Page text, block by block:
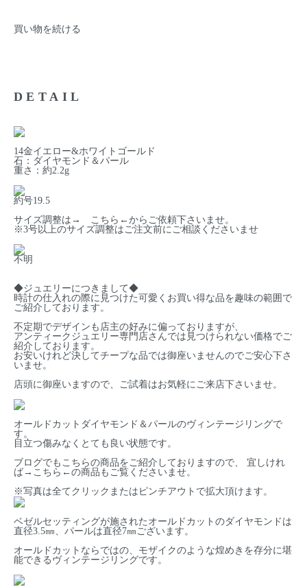
買い物を続ける
DETAIL
14金イエロー&ホワイトゴールド
石：ダイヤモンド＆パール
重さ：約2.2g
約号19.5
サイズ調整は→ こちら ←からご依頼下さいませ。
※3号以上のサイズ調整はご注文前にご相談くださいませ
不明
◆ジュエリーにつきまして◆
時計の仕入れの際に見つけた可愛くお買い得な品を趣味の範囲で
ご紹介しております。
不定期でデザインも店主の好みに偏っておりますが、
アンティークジュエリー専門店さんでは見つけられない価格でご
紹介しております。
お安いけれど決してチープな品では御座いませんのでご安心下さ
いませ。
店頭に御座いますので、ご試着はお気軽にご来店下さいませ。
オールドカットダイヤモンド＆パールのヴィンテージリングで
す。
目立つ傷みなくとても良い状態です。
ブログでもこちらの商品をご紹介しておりますので、 宜しけれ
ば→ こちら ←の商品もご覧くださいませ。
※写真は全てクリックまたはピンチアウトで拡大頂けます。
ベゼルセッティングが施されたオールドカットのダイヤモンドは
直径3.5㎜、パールは直径7㎜ございます。
オールドカットならではの、モザイクのような煌めきを存分に堪
能できるヴィンテージリングです。